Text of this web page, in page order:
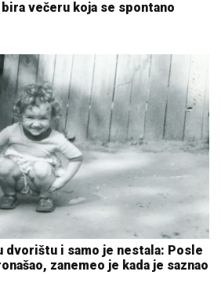
večeru koja se spontano
dvorištu i samo je nestala: Posle
zanemeo je kada je saznao